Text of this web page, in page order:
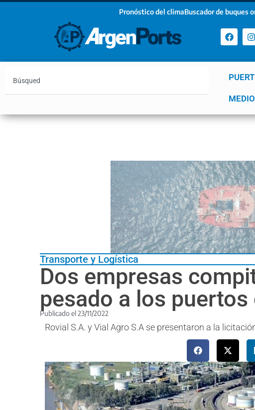
Pronóstico del climaBuscador de buques
YPF
Transporte y Logística
Dos empresas
pesado a los puertos
Publicado el 23/11/2022
Rovial S.A. y Vial Agro S.A se presentaron a la
¡Sumate a nuestro Newsletter!
Email
Estoy de acuerdo con las condiciones y políticas de